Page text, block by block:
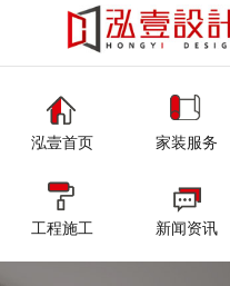
泓壹首页 家装服务
工程施工 新闻资讯